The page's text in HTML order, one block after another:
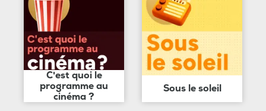
C'est quoi le
programme au
cinéma ?
Sous le soleil